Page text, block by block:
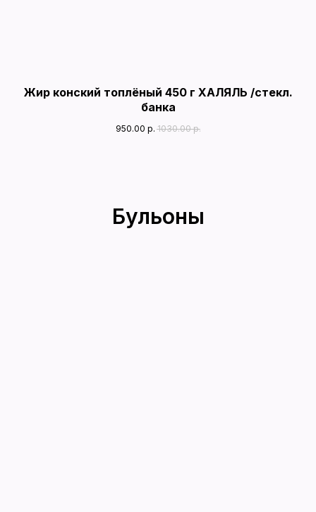
Жир конский топлёный 450 г ХАЛЯЛЬ /стекл.
банка
950.00 р. 1030.00 р.
Бульоны